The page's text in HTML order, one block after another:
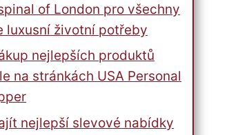
of London pro všechny
luxusní životní potřeby
nejlepších produktů
na stránkách USA Personal
nejlepší slevové nabídky